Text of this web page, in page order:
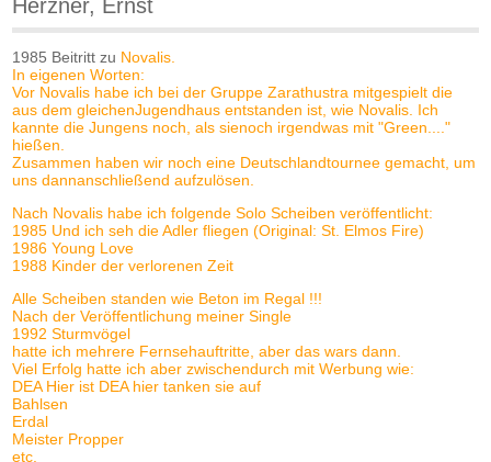
Herzner, Ernst
1985 Beitritt zu Novalis.
In eigenen Worten:
Vor Novalis habe ich bei der Gruppe Zarathustra mitgespielt die
aus dem gleichenJugendhaus entstanden ist, wie Novalis. Ich
kannte die Jungens noch, als sienoch irgendwas mit "Green...."
hießen.
Zusammen haben wir noch eine Deutschlandtournee gemacht, um
uns dannanschließend aufzulösen.
Nach Novalis habe ich folgende Solo Scheiben veröffentlicht:
1985 Und ich seh die Adler fliegen (Original: St. Elmos Fire)
1986 Young Love
1988 Kinder der verlorenen Zeit
Alle Scheiben standen wie Beton im Regal !!!
Nach der Veröffentlichung meiner Single
1992 Sturmvögel
hatte ich mehrere Fernsehauftritte, aber das wars dann.
Viel Erfolg hatte ich aber zwischendurch mit Werbung wie:
DEA Hier ist DEA hier tanken sie auf
Bahlsen
Erdal
Meister Propper
etc.